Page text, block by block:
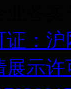
备案
：
展示许